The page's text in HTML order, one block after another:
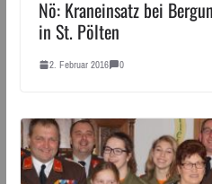
Nö: Kraneinsatz bei
in St. Pölten
2. Februar 2016 0